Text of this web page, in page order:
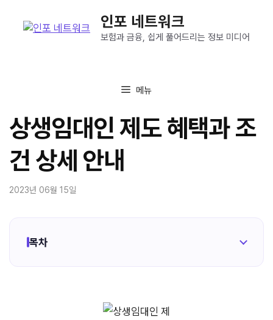
인포 네트워크
보험과 금융, 쉽게 풀어드리는 정보 미디어
메뉴
상생임대인 제도 혜택과 조
건 상세 안내
2023년 06월 15일
목차